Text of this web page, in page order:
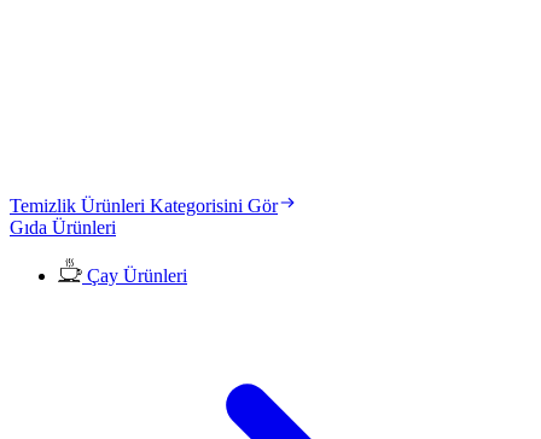
Temizlik Ürünleri Kategorisini Gör
Gıda Ürünleri
Çay Ürünleri